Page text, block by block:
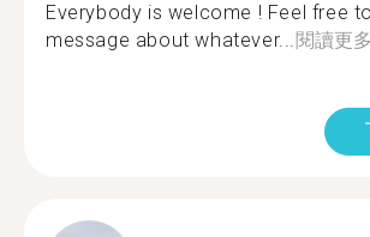
Everybody is welcome ! Feel free
message about whatever...閱讀更多